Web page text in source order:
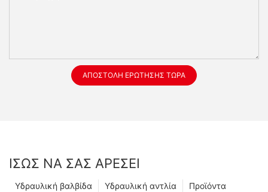
ΑΠΟΣΤΟΛΉ ΕΡΏΤΗΣΗΣ ΤΏΡΑ
ΊΣΩΣ ΝΑ ΣΑΣ ΑΡΈΣΕΙ
Προϊόντα
Υδραυλική αντλία
Υδραυλική βαλβίδα